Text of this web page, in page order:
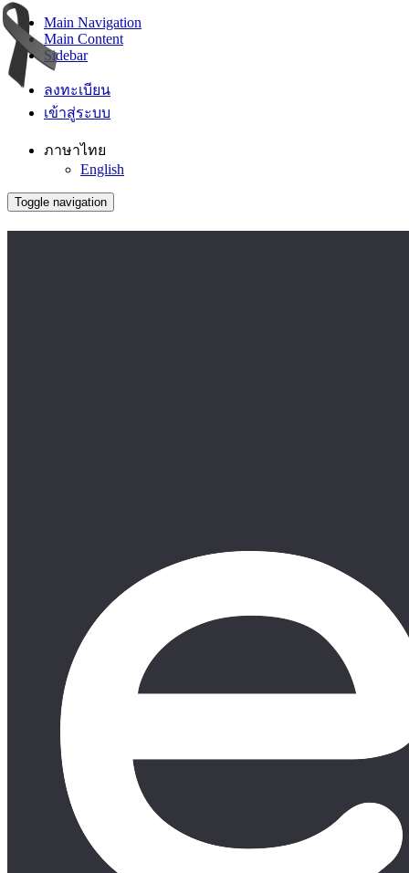
Main Navigation
Main Content
Sidebar
ลงทะเบียน
เข้าสู่ระบบ
ภาษาไทย
English
Toggle navigation